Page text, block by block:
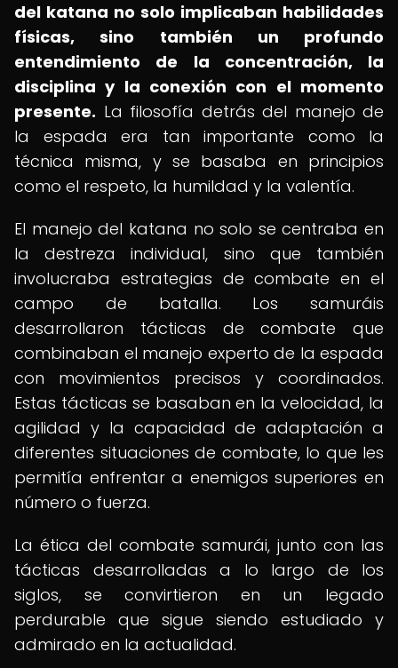
del katana no solo implicaban habilidades
físicas, sino también un profundo
entendimiento de la concentración, la
disciplina y la conexión con el momento
presente. La filosofía detrás del manejo de
la espada era tan importante como la
técnica misma, y se basaba en principios
como el respeto, la humildad y la valentía.
El manejo del katana no solo se centraba en
la destreza individual, sino que también
involucraba estrategias de combate en el
campo de batalla. Los samuráis
desarrollaron tácticas de combate que
combinaban el manejo experto de la espada
con movimientos precisos y coordinados.
Estas tácticas se basaban en la velocidad, la
agilidad y la capacidad de adaptación a
diferentes situaciones de combate, lo que les
permitía enfrentar a enemigos superiores en
número o fuerza.
La ética del combate samurái, junto con las
tácticas desarrolladas a lo largo de los
siglos, se convirtieron en un legado
perdurable que sigue siendo estudiado y
admirado en la actualidad.